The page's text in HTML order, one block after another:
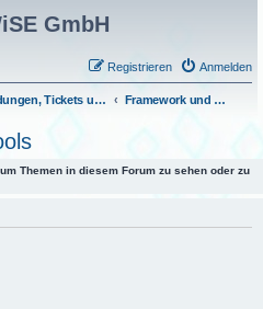
GmbH
Anmelden
Registrieren
Meldungen, Tickets und Fragen Framework und Metatools
Themen in diesem Forum zu sehen oder zu